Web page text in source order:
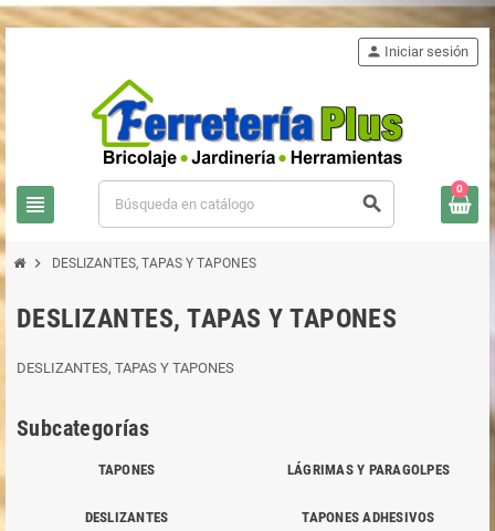
view_headline search
person Iniciar sesión
0
chevron_right DESLIZANTES, TAPAS Y TAPONES
DESLIZANTES, TAPAS Y TAPONES
DESLIZANTES, TAPAS Y TAPONES
Subcategorías
TAPONES LÁGRIMAS Y PARAGOLPES
DESLIZANTES TAPONES ADHESIVOS